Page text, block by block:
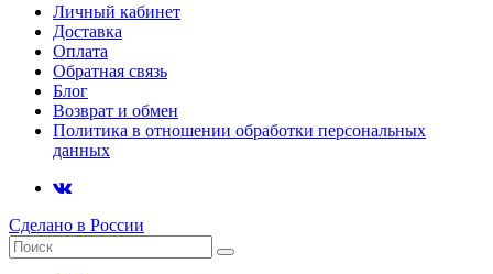
Личный кабинет
Доставка
Оплата
Обратная связь
Блог
Возврат и обмен
Политика в отношении обработки персональных
данных
Сделано в России